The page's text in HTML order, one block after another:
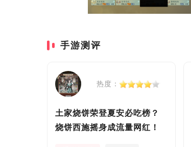
手游测评
热度：
土家烧饼荣登夏安必吃榜？
烧饼西施摇身成流量网红！